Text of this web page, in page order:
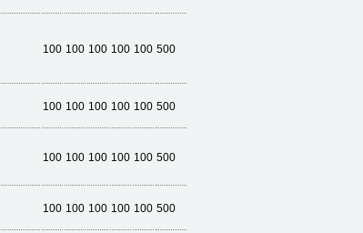
100 100 100 100 100 500
100 100 100 100 100 500
100 100 100 100 100 500
100 100 100 100 100 500